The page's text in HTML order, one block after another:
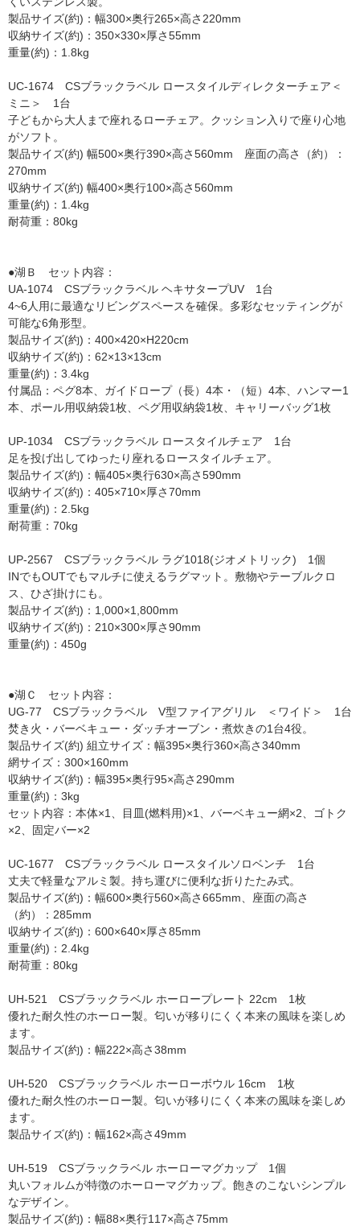
製品サイズ(約)：幅300×奥行265×高さ220mm
収納サイズ(約)：350×330×厚さ55mm
重量(約)：1.8kg
UC-1674 CSブラックラベル ロースタイルディレクターチェア＜
ミニ＞ 1台
子どもから大人まで座れるローチェア。クッション入りで座り心地
がソフト。
製品サイズ(約) 幅500×奥行390×高さ560mm 座面の高さ（約）：
270mm
収納サイズ(約) 幅400×奥行100×高さ560mm
重量(約)：1.4kg
耐荷重：80kg
●湖Ｂ セット内容：
UA-1074 CSブラックラベル ヘキサタープUV 1台
4~6人用に最適なリビングスペースを確保。多彩なセッティングが
可能な6角形型。
製品サイズ(約)：400×420×H220cm
収納サイズ(約)：62×13×13cm
重量(約)：3.4kg
付属品：ペグ8本、ガイドロープ（長）4本・（短）4本、ハンマー1
本、ポール用収納袋1枚、ペグ用収納袋1枚、キャリーバッグ1枚
UP-1034 CSブラックラベル ロースタイルチェア 1台
足を投げ出してゆったり座れるロースタイルチェア。
製品サイズ(約)：幅405×奥行630×高さ590mm
収納サイズ(約)：405×710×厚さ70mm
重量(約)：2.5kg
耐荷重：70kg
UP-2567 CSブラックラベル ラグ1018(ジオメトリック) 1個
INでもOUTでもマルチに使えるラグマット。敷物やテーブルクロ
ス、ひざ掛けにも。
製品サイズ(約)：1,000×1,800mm
収納サイズ(約)：210×300×厚さ90mm
重量(約)：450g
●湖Ｃ セット内容：
UG-77 CSブラックラベル V型ファイアグリル ＜ワイド＞ 1台
焚き火・バーベキュー・ダッチオーブン・煮炊きの1台4役。
製品サイズ(約) 組立サイズ：幅395×奥行360×高さ340mm
網サイズ：300×160mm
収納サイズ(約)：幅395×奥行95×高さ290mm
重量(約)：3kg
セット内容：本体×1、目皿(燃料用)×1、バーベキュー網×2、ゴトク
×2、固定バー×2
UC-1677 CSブラックラベル ロースタイルソロベンチ 1台
丈夫で軽量なアルミ製。持ち運びに便利な折りたたみ式。
製品サイズ(約)：幅600×奥行560×高さ665mm、座面の高さ
（約）：285mm
収納サイズ(約)：600×640×厚さ85mm
重量(約)：2.4kg
耐荷重：80kg
UH-521 CSブラックラベル ホーロープレート 22cm 1枚
優れた耐久性のホーロー製。匂いが移りにくく本来の風味を楽しめ
ます。
製品サイズ(約)：幅222×高さ38mm
UH-520 CSブラックラベル ホーローボウル 16cm 1枚
優れた耐久性のホーロー製。匂いが移りにくく本来の風味を楽しめ
ます。
製品サイズ(約)：幅162×高さ49mm
UH-519 CSブラックラベル ホーローマグカップ 1個
丸いフォルムが特徴のホーローマグカップ。飽きのこないシンプル
なデザイン。
製品サイズ(約)：幅88×奥行117×高さ75mm